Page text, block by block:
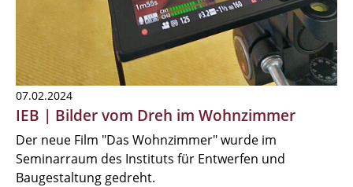
07.02.2024
IEB | Bilder vom Dreh im Wohnzimmer
Der neue Film "Das Wohnzimmer" wurde im
Seminarraum des Instituts für Entwerfen und
Baugestaltung gedreht.